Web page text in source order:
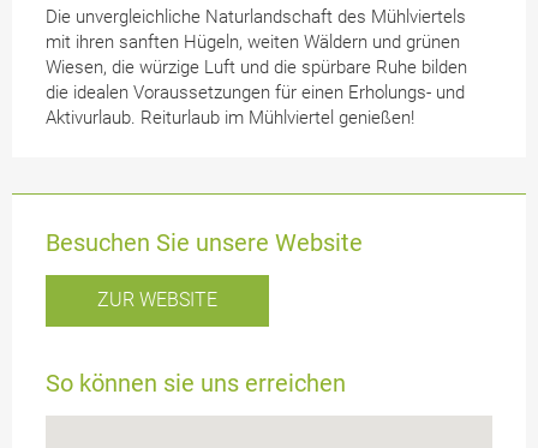
Die unvergleichliche Naturlandschaft des Mühlviertels
mit ihren sanften Hügeln, weiten Wäldern und grünen
Wiesen, die würzige Luft und die spürbare Ruhe bilden
die idealen Voraussetzungen für einen Erholungs- und
Aktivurlaub. Reiturlaub im Mühlviertel genießen!
Besuchen Sie unsere Website
ZUR WEBSITE
So können sie uns erreichen